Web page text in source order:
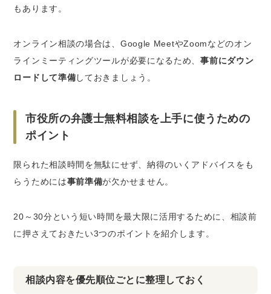
もあります。
オンライン相談の場合は、Google MeetやZoomなどのオン
ラインミーティングツールが必要になるため、事前にダウン
ロードして準備しておきましょう。
市役所の弁護士無料相談を上手に使うための
ポイント
限られた相談時間を無駄にせず、納得のいくアドバイスをも
らうためには事前準備が欠かせません。
20～30分という短い時間を最大限に活用するために、相談前
に押さえておきたい3つのポイントを紹介します。
相談内容を優先順位ごとに整理しておく